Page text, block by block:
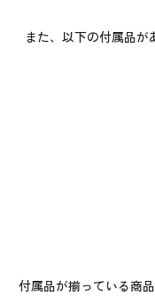
また、以下の付属品が
付属品が揃っている商